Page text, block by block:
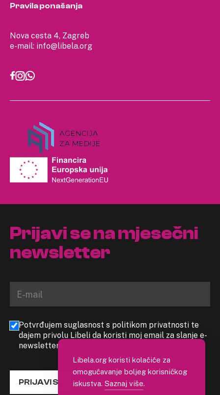
Nova cesta 4, Zagreb
e-mail: info@libela.org
Pravila ponašanja
Prijavi se na mjesečni
newsletter
Potvrđujem suglasnost s politikom privatnosti te
dajem privolu Libeli da koristi moj email za slanje e-
newslettera
PRIJAVI SE
Libela.org koristi kolačiće za
omogućavanje boljeg korisničkog
iskustva. Saznaj više.